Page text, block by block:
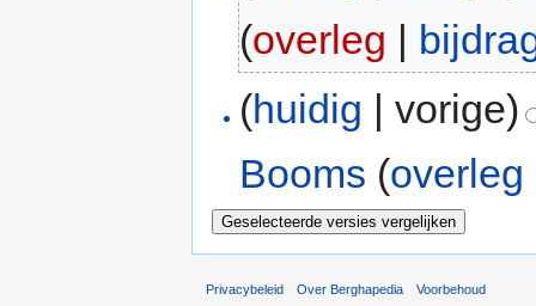
(overleg
(huidig | vorige)
Booms (overleg
Privacybeleid Over Berghapedia Voorbehoud